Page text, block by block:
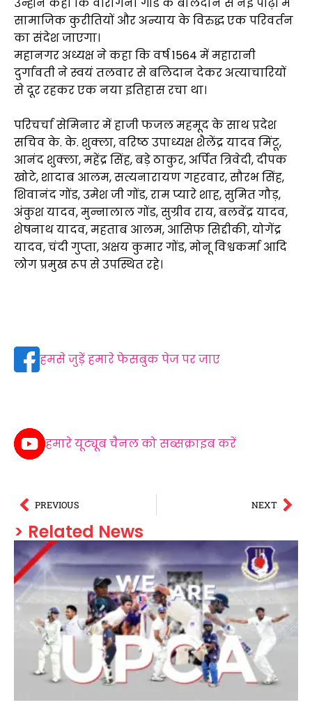
सामाजिक कुरीतियों और अन्याय के विरुद्ध एक परिवर्तन
का संदेश जाएगा।
महानगर अध्यक्ष ने कहा कि वर्ष 1564 में महारानी
दुर्गावती ने स्वयं तलवार से बलिदान देकर अत्याचारियों
से दूर रहकर एक नया इतिहास रचा था।
परिचर्चा सेमिनार में हाजी फजल महमूद के साथ प्रदेश
सचिव के. के. शुक्ला, वरिष्ठ उपाध्यक्ष शैलेंद्र यादव मिंटू,
आनंद शुक्ला, महेंद्र सिंह, बड़े ठाकुर, अर्पित त्रिवेदी, दीपक
खोटे, शादाब आलम, सत्यनारायण गहरवार, सौरभ सिंह,
शिवानंद गोंड, उमेश जी गोंड, राम प्यारे शाह, सुमित गौड़,
अंकुश यादव, मुन्नालाल गोंड, सुग्रीव राय, बलवेंद्र यादव,
शेषनाथ यादव, महताब आलम, आसिफ सिद्दीकी, योगेंद्र
यादव, चंदी गुप्ता, अक्षय कुमार गोंड, मोनू विश्वकर्मा आदि
लोग प्रमुख रूप से उपस्थित रहे।
हमसे जुड़ें हमारे फेसबुक पेज पर जाए
हमारे यूट्यूब चैनल को सब्सक्राइब करें
PREVIOUS NEXT
> Related News